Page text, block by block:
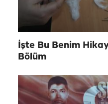
İşte Bu Benim
Bölüm